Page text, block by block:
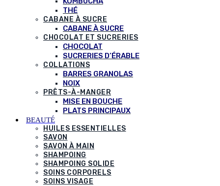
THÉ
CABANE À SUCRE
CABANE À SUCRE
CHOCOLAT ET SUCRERIES
CHOCOLAT
SUCRERIES D’ÉRABLE
COLLATIONS
BARRES GRANOLAS
NOIX
PRÊTS-À-MANGER
MISE EN BOUCHE
PLATS PRINCIPAUX
BEAUTÉ
HUILES ESSENTIELLES
SAVON
SAVON À MAIN
SHAMPOING
SHAMPOING SOLIDE
SOINS CORPORELS
SOINS VISAGE